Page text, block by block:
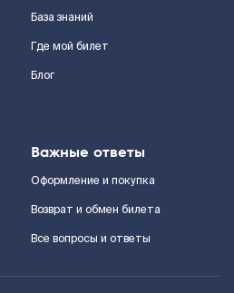
База знаний
Где мой билет
Блог
Важные ответы
Оформление и покупка
Возврат и обмен билета
Все вопросы и ответы